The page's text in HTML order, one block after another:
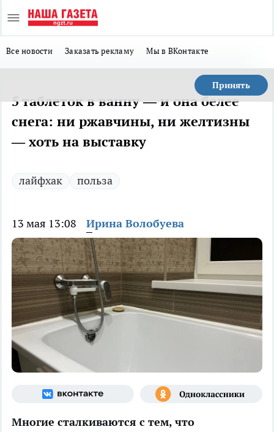
Все новости Заказать рекламу Мы в ВКонтакте
Принять
5 таблеток в ванну — и она белее
снега: ни ржавчины, ни желтизны
— хоть на выставку
лайфхак польза
13 мая 13:08 Ирина Волобуева
Многие сталкиваются с тем, что